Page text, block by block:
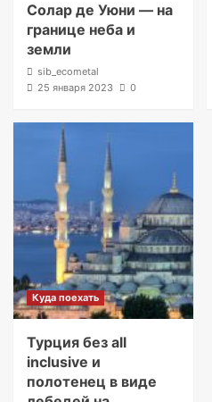
Солар де Уюни — на
границе неба и
земли
sib_ecometal
25 января 2023
0
Куда поехать
Турция без all
inclusive и
полотенец в виде